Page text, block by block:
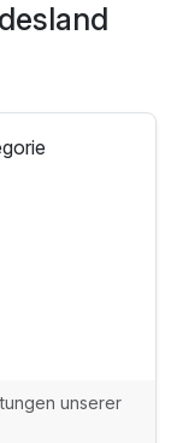
unserer